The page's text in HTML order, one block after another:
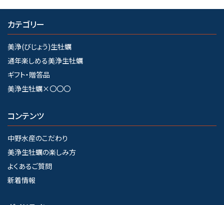
カテゴリー
美浄(びじょう)生牡蠣
通年楽しめる美浄生牡蠣
ギフト・贈答品
美浄生牡蠣×〇〇〇
コンテンツ
中野水産のこだわり
美浄生牡蠣の楽しみ方
よくあるご質問
新着情報